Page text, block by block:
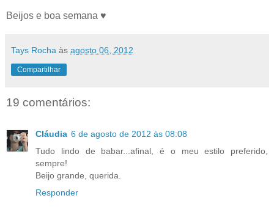
Beijos e boa semana ♥
Tays Rocha às agosto 06, 2012
Compartilhar
19 comentários:
Cláudia 6 de agosto de 2012 às 08:08
Tudo lindo de babar...afinal, é o meu estilo preferido,
sempre!
Beijo grande, querida.
Responder